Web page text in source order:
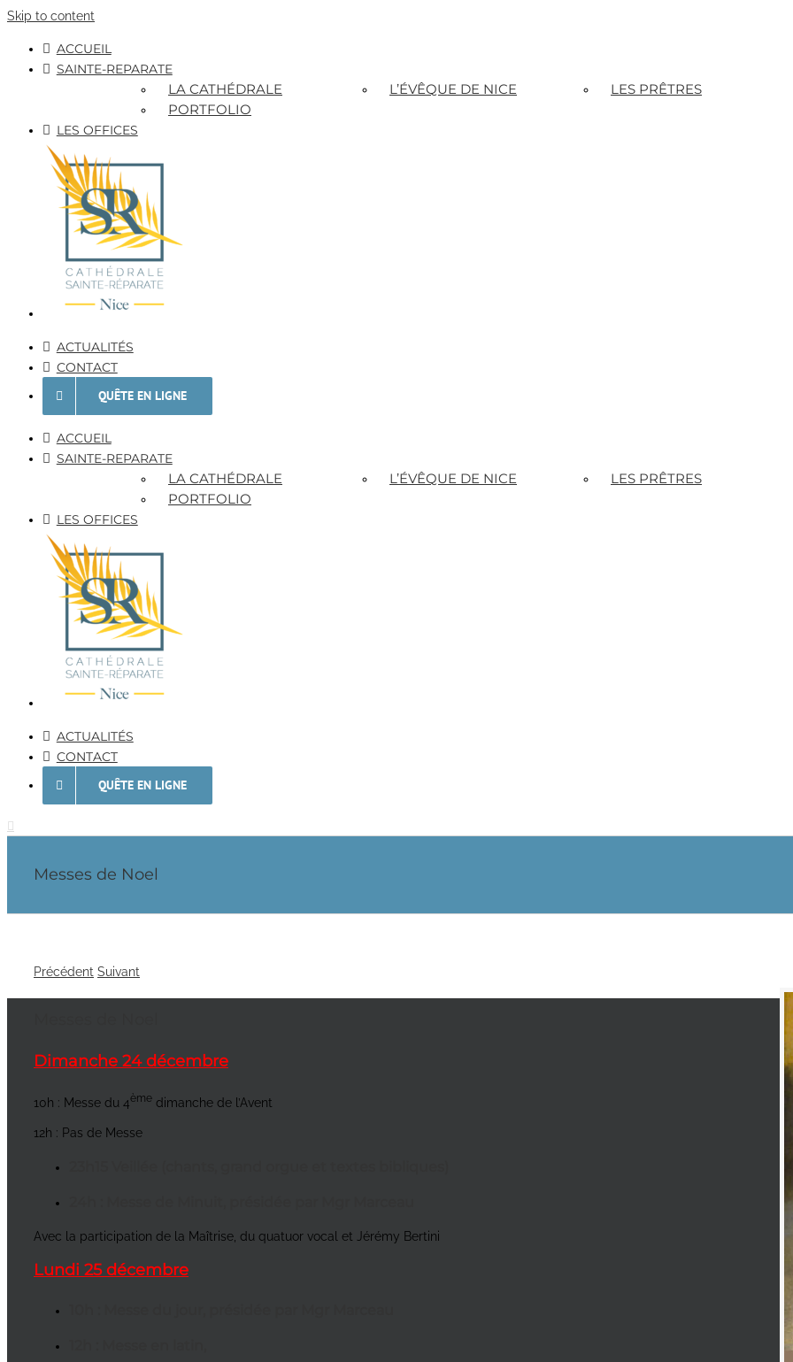
Skip to content
ACCUEIL
SAINTE-REPARATE
LA CATHÉDRALE L’ÉVÊQUE DE NICE LES PRÊTRES
PORTFOLIO
LES OFFICES
ACTUALITÉS
CONTACT
QUÊTE EN LIGNE
ACCUEIL
SAINTE-REPARATE
LA CATHÉDRALE L’ÉVÊQUE DE NICE LES PRÊTRES
PORTFOLIO
LES OFFICES
ACTUALITÉS
CONTACT
QUÊTE EN LIGNE
Messes de Noel
Précédent Suivant
Dimanche 24 décembre
10h : Messe du 4ème dimanche de l’Avent
12h : Pas de Messe
Avec la participation de la Maîtrise, du quatuor vocal et Jérémy Bertini
Lundi 25 décembre